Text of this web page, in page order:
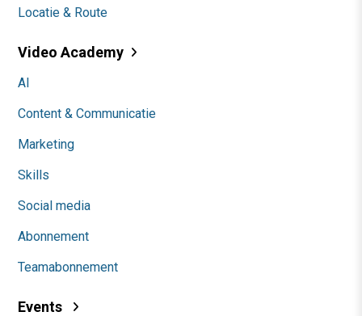
Locatie & Route
Video Academy
AI
Content & Communicatie
Marketing
Skills
Social media
Abonnement
Teamabonnement
Events